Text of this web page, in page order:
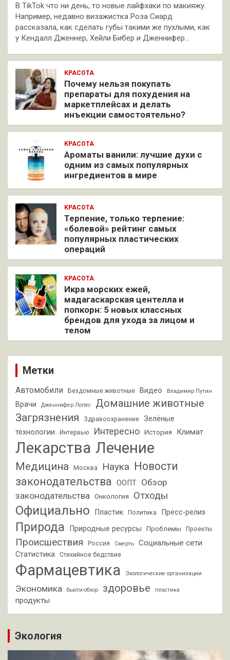
В TikTok что ни день, то новые лайфхаки по макияжу.
Например, недавно визажистка Роза Сиард
рассказала, как сделать губы такими же пухлыми, как
у Кендалл Дженнер, Хейли Бибер и Дженнифер…
КРАСОТА
Почему нельзя покупать
препараты для похудения на
маркетплейсах и делать
инъекции самостоятельно?
КРАСОТА
Ароматы ванили: лучшие духи с
одним из самых популярных
ингредиентов в мире
КРАСОТА
Терпение, только терпение:
«болевой» рейтинг самых
популярных пластических
операций
КРАСОТА
Икра морских ежей,
мадагаскарская центелла и
попкорн: 5 новых классных
брендов для ухода за лицом и
телом
Метки
Автомобили Бездомные животные Видео Владимир Путин
Врачи Дженнифер Лопес
Домашние животные
Загрязнения
Здравоохранение
Зелёные
технологии
Интервью Интересно История Климат
Лекарства Лечение
Медицина Москва Наука Новости
законодательства ООПТ Обзор
законодательства Онкология Отходы
Официально Пластик Политика Пресс-релиз
Природа Природные ресурсы Проблемы Проекты
Происшествия Россия Смерть Социальные сети
Статистика Стихийное бедствие
Фармацевтика Экологические организации
Экономика бьюти-обзор здоровье пластика
продукты
Экология